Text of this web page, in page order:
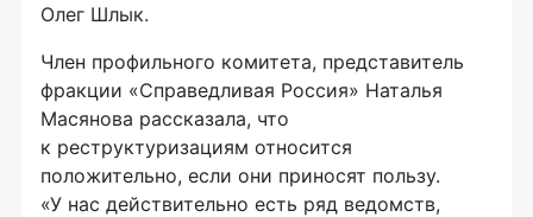
Олег Шлык.
Член профильного комитета, представитель
фракции «Справедливая Россия» Наталья
Масянова рассказала, что
к реструктуризациям относится
положительно, если они приносят пользу.
«У нас действительно есть ряд ведомств,